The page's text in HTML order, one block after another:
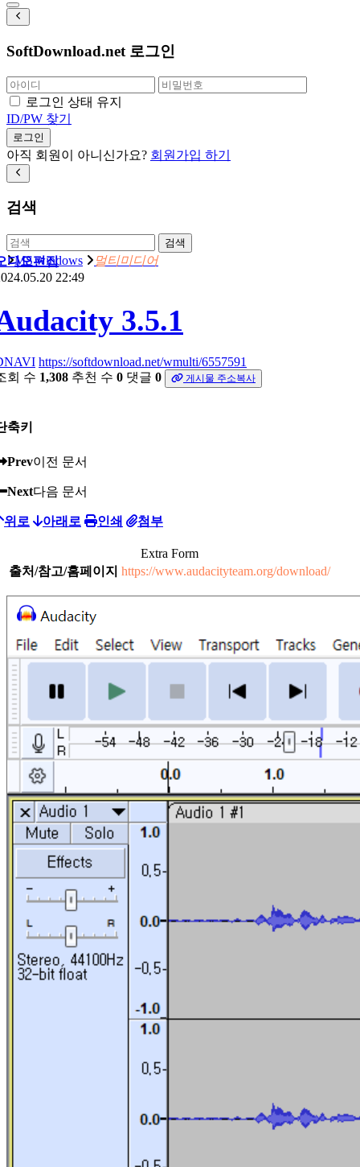
SoftDownload.net 로그인
로그인 상태 유지
ID/PW 찾기
로그인
아직 회원이 아니신가요? 회원가입 하기
검색
검색
MS windows 멀티미디어
디오편집
22:49
3.5.1
https://softdownload.net/wmulti/6557591
회 수 1,308 추천 수 0 댓글 0 게시물 주소복사
축키
Prev이전 문서
Next다음 문서
위로 아래로 인쇄 첨부
Extra Form
출처/참고/홈페이지 https://www.audacityteam.org/download/